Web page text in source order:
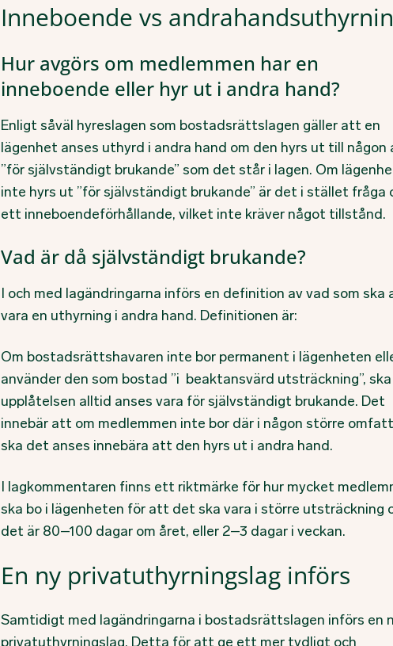
Inneboende vs
Hur avgörs om medlemmen har en
inneboende eller hyr ut i andra hand?
Enligt såväl hyreslagen som bostadsrättslagen gäller att en
lägenhet anses uthyrd i andra hand om den hyrs ut till någon
”för självständigt brukande” som det står i lagen. Om
inte hyrs ut ”för självständigt brukande” är det i stället fråga
ett inneboendeförhållande, vilket inte kräver något tillstånd.
Vad är då självständigt brukande?
I och med lagändringarna införs en definition av vad som ska
vara en uthyrning i andra hand. Definitionen är:
Om bostadsrättshavaren inte bor permanent i lägenheten
använder den som bostad ”i beaktansvärd utsträckning”, ska
upplåtelsen alltid anses vara för självständigt brukande. Det
innebär att om medlemmen inte bor där i någon större
ska det anses innebära att den hyrs ut i andra hand.
I lagkommentaren finns ett riktmärke för hur mycket
ska bo i lägenheten för att det ska vara i större utsträckning
det är 80–100 dagar om året, eller 2–3 dagar i veckan.
En ny privatuthyrningslag införs
Samtidigt med lagändringarna i bostadsrättslagen införs en
privatuthyrningslag. Detta för att ge ett mer tydligt och